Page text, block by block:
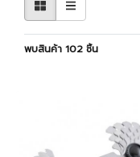
พบสินค้า 102 ชิ้น